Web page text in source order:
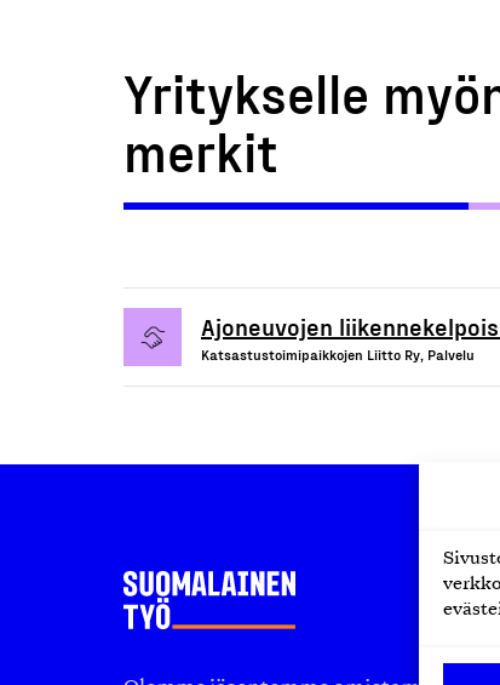
Yritykselle
merkit
Ajoneuvojen
Katsastustoimipaikkojen Liitto Ry, Palvelu